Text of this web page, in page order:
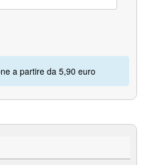
a partire da 5,90 euro